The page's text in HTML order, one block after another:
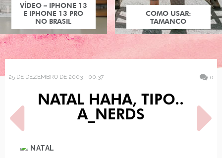
VÍDEO – IPHONE 13
E IPHONE 13 PRO
NO BRASIL
COMO USAR:
TAMANCO
25 DE DEZEMBRO DE 2003 - 00:37 0
NATAL HAHA, TIPO..
A_NERDS
NATAL